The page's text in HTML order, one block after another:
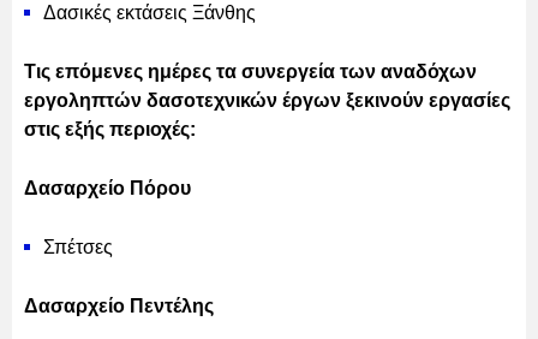
Δασικές εκτάσεις Ξάνθης
Τις επόμενες ημέρες τα συνεργεία των αναδόχων
εργοληπτών δασοτεχνικών έργων ξεκινούν εργασίες
στις εξής περιοχές:
Δασαρχείο Πόρου
Σπέτσες
Δασαρχείο Πεντέλης